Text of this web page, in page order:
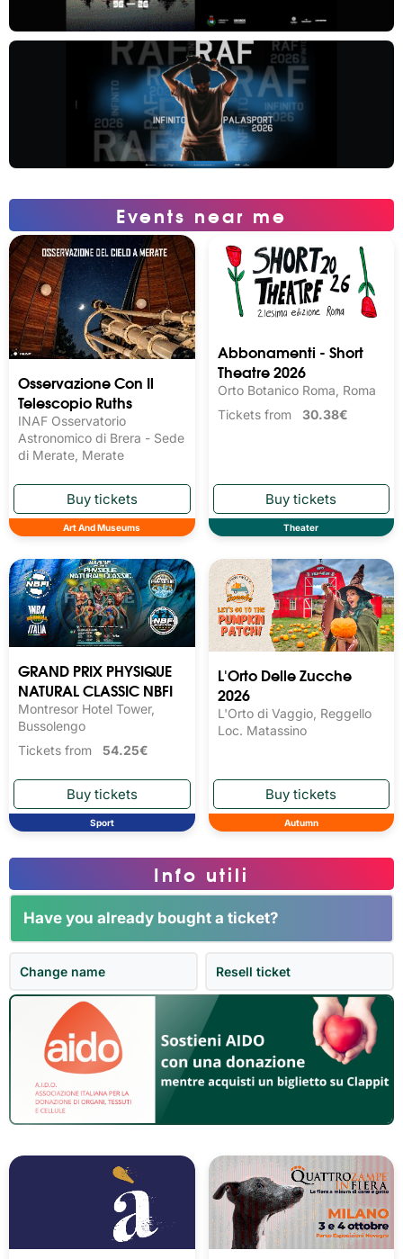
Events near me
Osservazione Con Il
Telescopio Ruths
INAF Osservatorio
Astronomico di Brera - Sede
di Merate, Merate
Art And Museums
Abbonamenti - Short
Theatre 2026
Orto Botanico Roma, Roma
Tickets from 30.38€
Theater
GRAND PRIX PHYSIQUE
NATURAL CLASSIC NBFI
Montresor Hotel Tower,
Bussolengo
Tickets from 54.25€
Sport
L'Orto Delle Zucche
2026
L'Orto di Vaggio, Reggello
Loc. Matassino
Autumn
Info utili
Have you already bought a ticket?
Change name Resell ticket